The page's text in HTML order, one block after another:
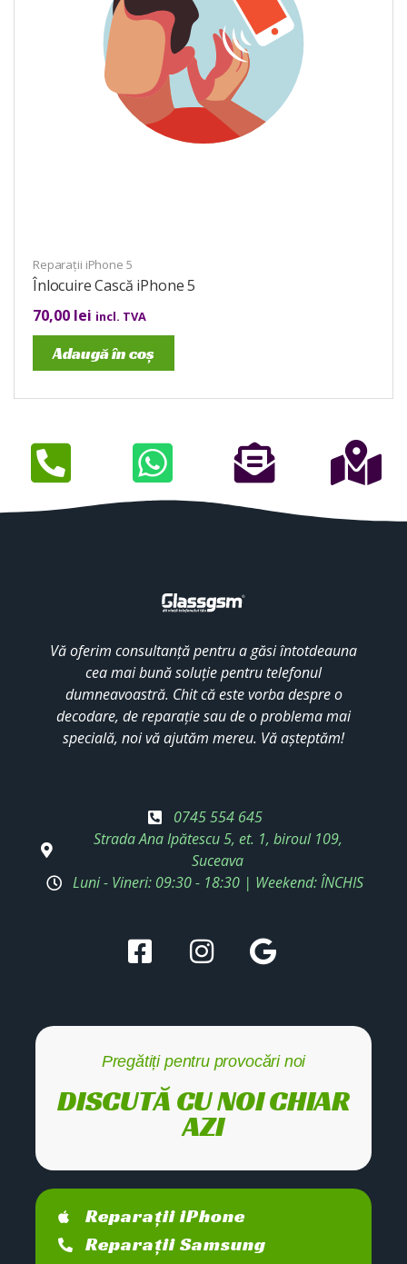
Reparații iPhone 5
Înlocuire Cască iPhone 5
70,00 lei incl. TVA
Adaugă în coș
Vă oferim consultanță pentru a găsi întotdeauna
cea mai bună soluție pentru telefonul
dumneavoastră. Chit că este vorba despre o
decodare, de reparație sau de o problema mai
specială, noi vă ajutăm mereu. Vă așteptăm!
0745 554 645
Strada Ana Ipătescu 5, et. 1, biroul 109,
Suceava
Luni - Vineri: 09:30 - 18:30 | Weekend: ÎNCHIS
Pregătiți pentru provocări noi
DISCUTĂ CU NOI CHIAR
AZI
Reparații iPhone
Reparații Samsung